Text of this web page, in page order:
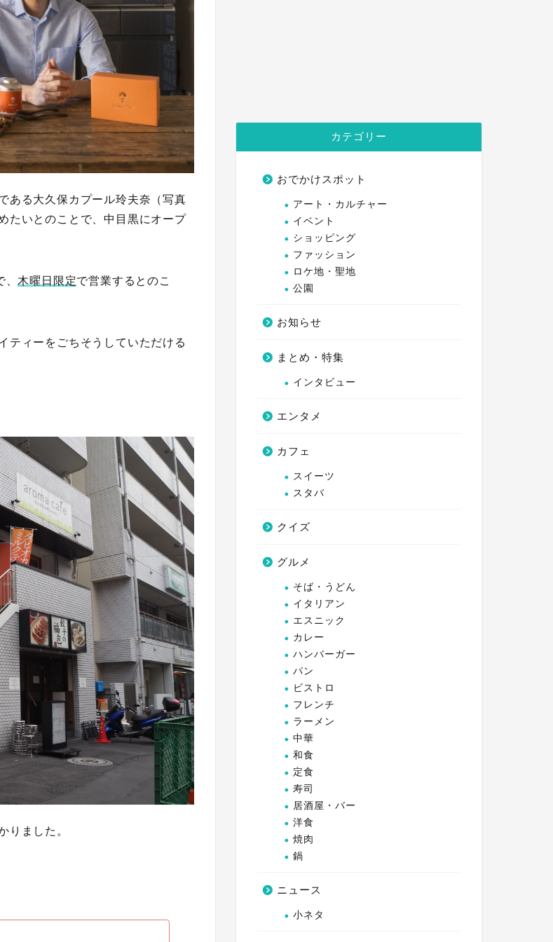
ある大久保カプール玲夫奈 （写真
たいとのことで、中目黒にオープ
、 木曜日限定で営業するとのこ
ティーをごちそうしていただける
りました。
カテゴリー
おでかけスポット
アート・カルチャー
イベント
ショッピング
ファッション
ロケ地・聖地
公園
お知らせ
まとめ・特集
インタビュー
エンタメ
カフェ
スイーツ
スタバ
クイズ
グルメ
そば・うどん
イタリアン
エスニック
カレー
ハンバーガー
パン
ビストロ
フレンチ
ラーメン
中華
和食
定食
寿司
居酒屋・バー
洋食
焼肉
鍋
ニュース
小ネタ